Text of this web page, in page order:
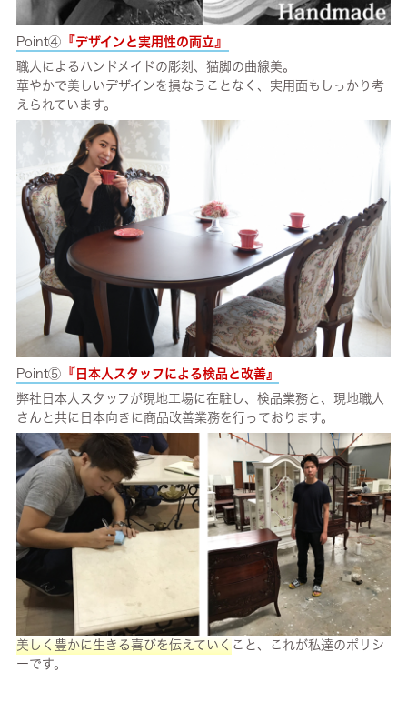
Point④『デザインと実用性の両立 』
職人によるハンドメイドの彫刻、猫脚の曲線美。
華やかで美しいデザインを損なうことなく、実用面もしっかり考
えられています。
Point⑤『 日本人スタッフによる検品と改善』
弊社日本人スタッフが現地工場に在駐し、検品業務と、現地職人
さんと共に日本向きに商品改善業務を行っております。
美しく豊かに生きる喜びを伝えていくこと、これが私達のポリシ
ーです。